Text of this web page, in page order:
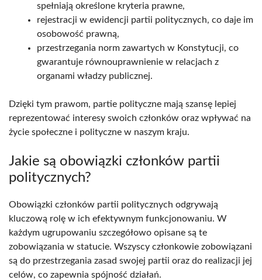
spełniają określone kryteria prawne,
rejestracji w ewidencji partii politycznych, co daje im
osobowość prawną,
przestrzegania norm zawartych w Konstytucji, co
gwarantuje równouprawnienie w relacjach z
organami władzy publicznej.
Dzięki tym prawom, partie polityczne mają szansę lepiej
reprezentować interesy swoich członków oraz wpływać na
życie społeczne i polityczne w naszym kraju.
Jakie są obowiązki członków partii
politycznych?
Obowiązki członków partii politycznych odgrywają
kluczową rolę w ich efektywnym funkcjonowaniu. W
każdym ugrupowaniu szczegółowo opisane są te
zobowiązania w statucie. Wszyscy członkowie zobowiązani
są do przestrzegania zasad swojej partii oraz do realizacji jej
celów, co zapewnia spójność działań.